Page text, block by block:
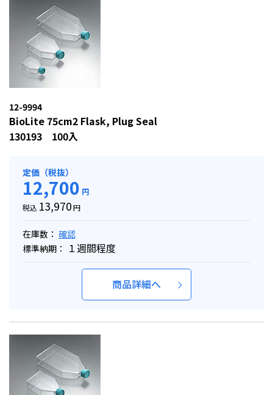
12-9994
BioLite 75cm2 Flask, Plug Seal
130193 100入
定価（税抜）
12,700 円
税込 13,970円
在庫数： 確認
標準納期：
１週間程度
商品詳細へ